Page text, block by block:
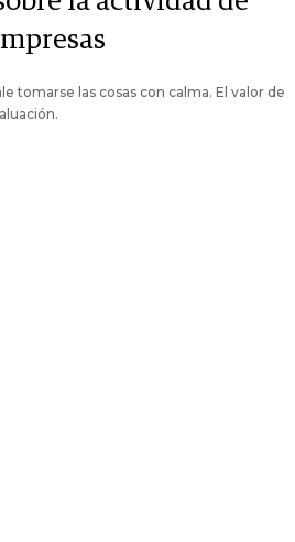
tomarse las cosas con calma. El valor de